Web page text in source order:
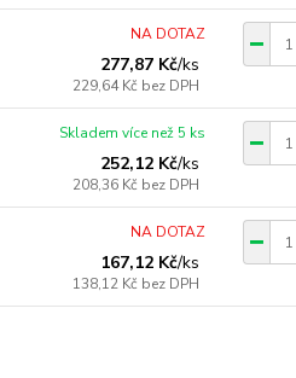
277,87 Kč/ks
229,64 Kč bez DPH
NA DOTAZ
252,12 Kč/ks
208,36 Kč bez DPH
Skladem více než 5 ks
167,12 Kč/ks
138,12 Kč bez DPH
NA DOTAZ